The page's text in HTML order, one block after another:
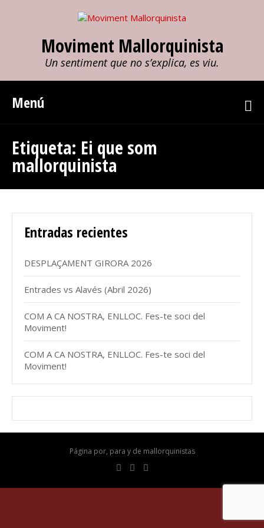
Moviment Mallorquinista
Un sentiment que no s’explica, es viu.
Menú
Etiqueta: Ei que som
mallorquinista
Entradas recientes
DESPLAÇAMENT GIRORA 2026
Entrades vs Alavés (Abril 2026)
COM A CA NOSTRA, ENLLOC. Fes-te soci del
Moviment!
COM A CA NOSTRA, ENLLOC. Fes-te soci del
Moviment!
Página por, para y de mallorquinistas